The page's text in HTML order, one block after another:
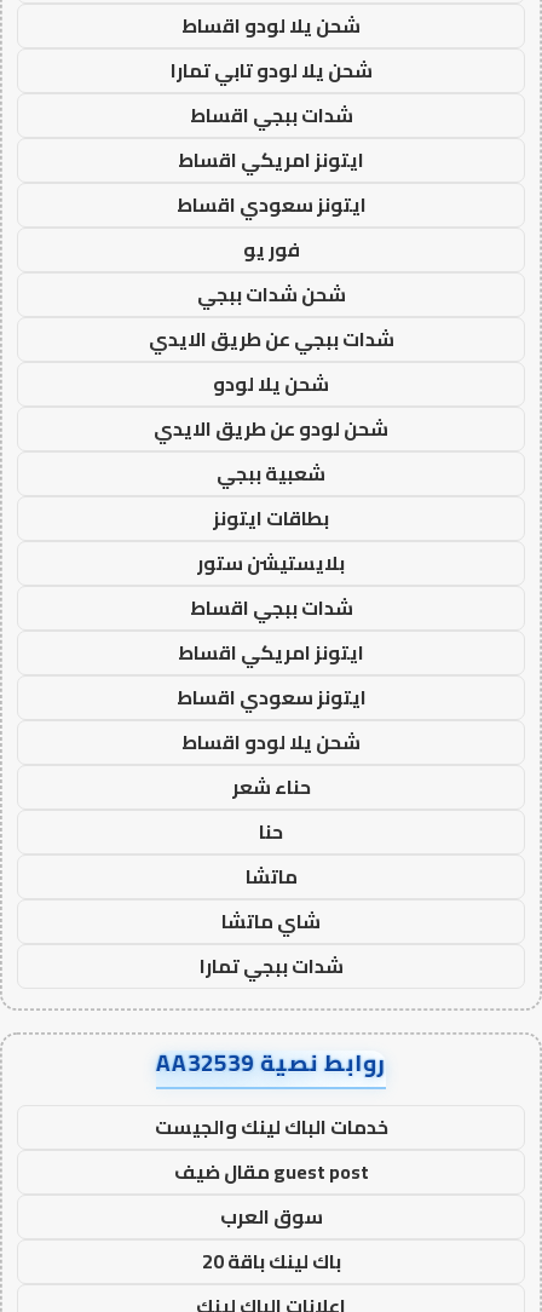
شحن يلا لودو اقساط
شحن يلا لودو تابي تمارا
شدات ببجي اقساط
ايتونز امريكي اقساط
ايتونز سعودي اقساط
فور يو
شحن شدات ببجي
شدات ببجي عن طريق الايدي
شحن يلا لودو
شحن لودو عن طريق الايدي
شعبية ببجي
بطاقات ايتونز
بلايستيشن ستور
شدات ببجي اقساط
ايتونز امريكي اقساط
ايتونز سعودي اقساط
شحن يلا لودو اقساط
حناء شعر
حنا
ماتشا
شاي ماتشا
شدات ببجي تمارا
روابط نصية AA32539
خدمات الباك لينك والجيست
guest post مقال ضيف
سوق العرب
باك لينك باقة 20